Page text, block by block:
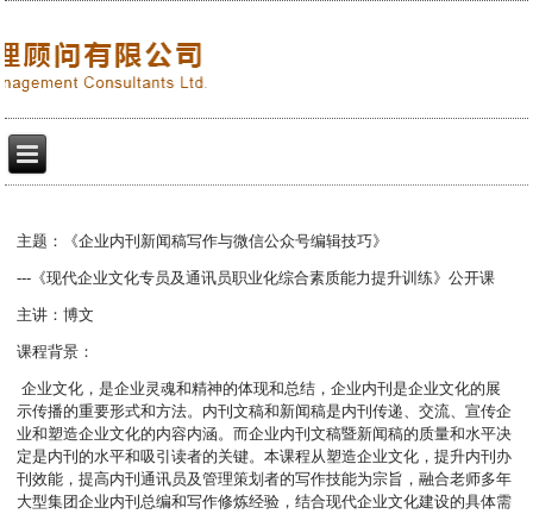
主题：《企业内刊新闻稿写作与微信公众号编辑技巧》
---《现代企业文化专员及通讯员职业化综合素质能力提升训练》公开课
主讲：博文
课程背景：
企业文化，是企业灵魂和精神的体现和总结，企业内刊是企业文化的展
示传播的重要形式和方法。内刊文稿和新闻稿是内刊传递、交流、宣传企
业和塑造企业文化的内容内涵。而企业内刊文稿暨新闻稿的质量和水平决
定是内刊的水平和吸引读者的关键。本课程从塑造企业文化，提升内刊办
刊效能，提高内刊通讯员及管理策划者的写作技能为宗旨，融合老师多年
大型集团企业内刊总编和写作修炼经验，结合现代企业文化建设的具体需